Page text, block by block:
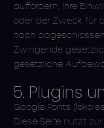
auffordern, Ihre
oder der Zweck für
nach
Zwingende
gesetzliche
5. Plugins
Google Fonts
Diese Seite nutzt